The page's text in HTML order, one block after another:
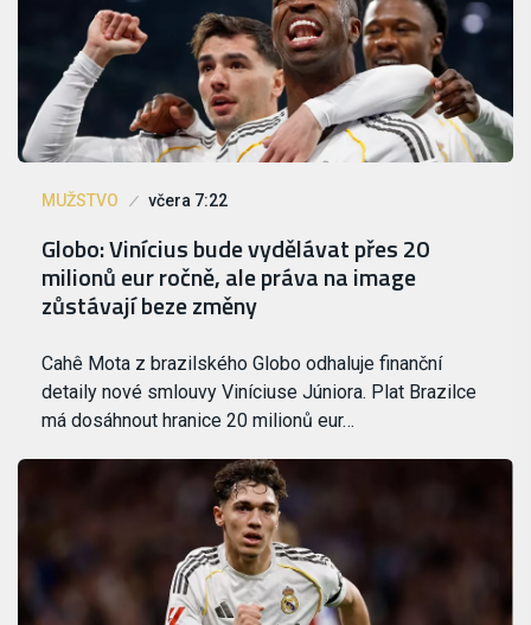
MUŽSTVO včera 7:22
Globo: Vinícius bude vydělávat přes 20
milionů eur ročně, ale práva na image
zůstávají beze změny
Cahê Mota z brazilského Globo odhaluje finanční
detaily nové smlouvy Viníciuse Júniora. Plat Brazilce
má dosáhnout hranice 20 milionů eur…